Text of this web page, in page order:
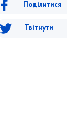
Поділитися
Твітнути